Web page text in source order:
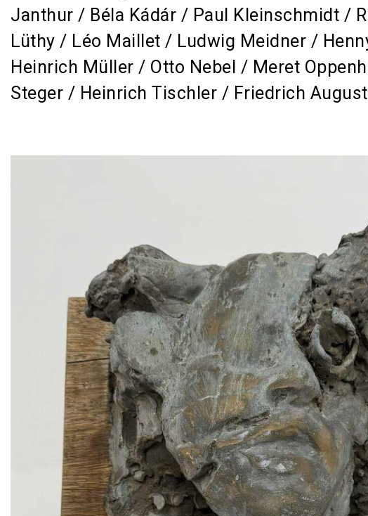
Janthur / Béla Kádár / Paul Kleinschmidt /
Lüthy / Léo Maillet / Ludwig Meidner /
Heinrich Müller / Otto Nebel / Meret
Steger / Heinrich Tischler / Friedrich